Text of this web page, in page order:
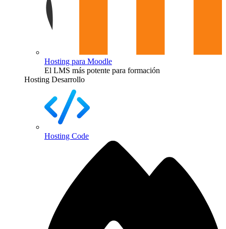
Hosting para Moodle
El LMS más potente para formación
Hosting Desarrollo
Hosting Code